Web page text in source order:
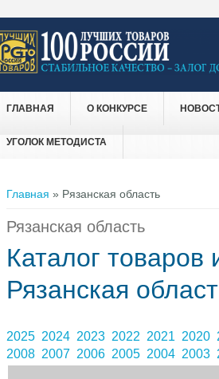
ГЛАВНАЯ О КОНКУРСЕ
УГОЛОК МЕТОДИСТА
Вы здесь
Главная » Рязанская область
Рязанская область
Каталог товаров
Рязанская
2025 2024 2023 2022 2021 2020
2008 2007 2006 2005 2004 2003